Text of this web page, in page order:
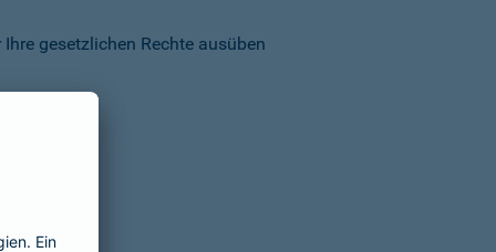
gesetzlichen Rechte ausüben